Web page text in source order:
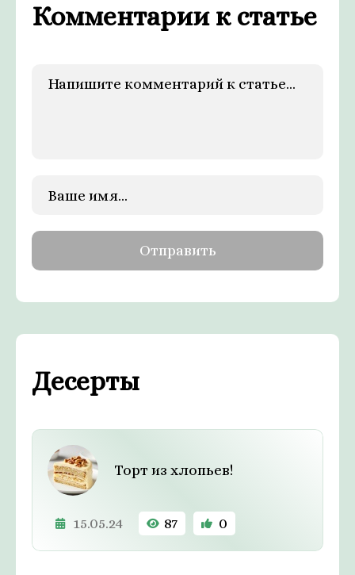
Комментарии к статье
Десерты
Торт из хлопьев!
15.05.24 87 0